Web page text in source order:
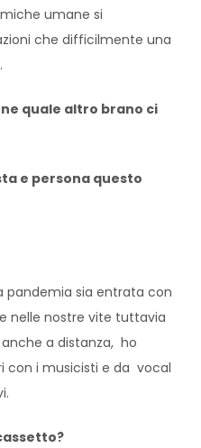
umane si
che difficilmente una
quale altro brano ci
e persona questo
pandemia sia entrata con
nelle nostre vite tuttavia
a distanza, ho
con i musicisti e da vocal